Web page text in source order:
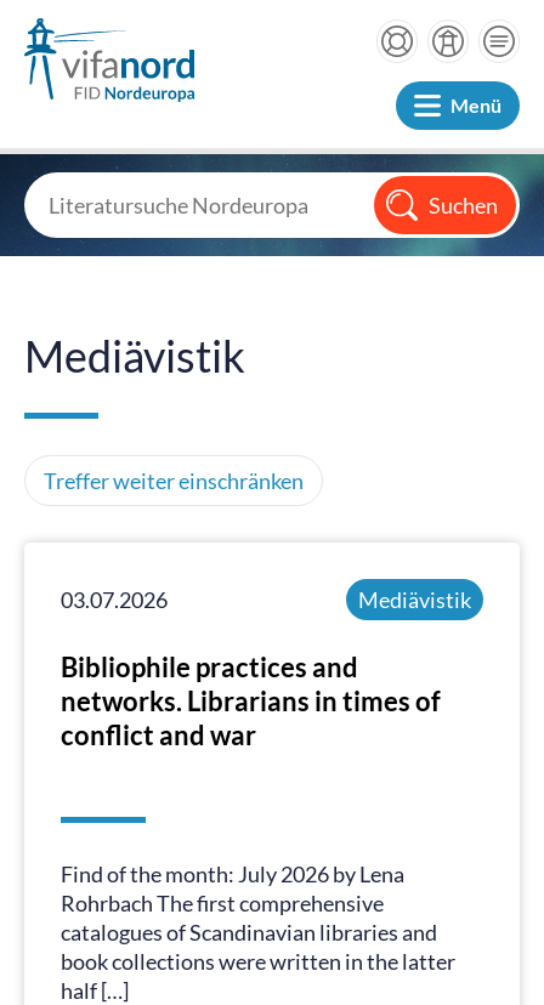
Menü
Mediävistik
Treffer weiter einschränken
03.07.2026 Mediävistik
Bibliophile practices and
networks. Librarians in times of
conflict and war
Find of the month: July 2026 by Lena
Rohrbach The first comprehensive
catalogues of Scandinavian libraries and
book collections were written in the latter
half […]